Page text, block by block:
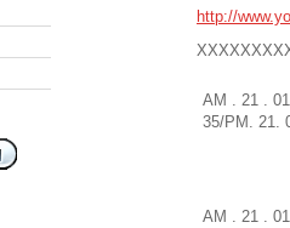
http://
AM . 21 .
35/PM. 21.
AM . 21 .